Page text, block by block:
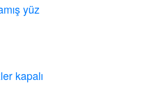
yüz
kapalı